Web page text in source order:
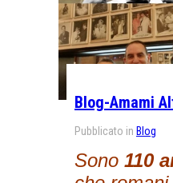
Blog-Amami
Pubblicato in Blog
Sono 110